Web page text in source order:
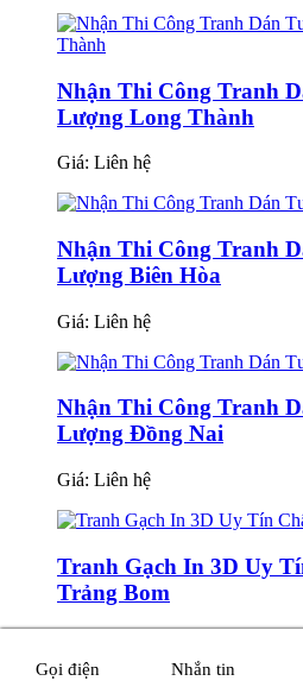
Nhận Thi Công Tranh
Lượng Long Thành
Giá: Liên hệ
Nhận Thi Công Tranh
Lượng Biên Hòa
Giá: Liên hệ
Nhận Thi Công Tranh
Lượng Đồng Nai
Giá: Liên hệ
Tranh Gạch In 3D Uy
Trảng Bom
Gọi điện Nhắn tin